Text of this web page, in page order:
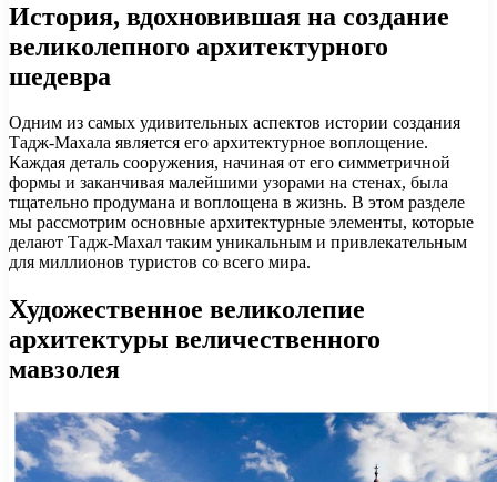
История, вдохновившая на создание
великолепного архитектурного
шедевра
Одним из самых удивительных аспектов истории создания
Тадж-Махала является его архитектурное воплощение.
Каждая деталь сооружения, начиная от его симметричной
формы и заканчивая малейшими узорами на стенах, была
тщательно продумана и воплощена в жизнь. В этом разделе
мы рассмотрим основные архитектурные элементы, которые
делают Тадж-Махал таким уникальным и привлекательным
для миллионов туристов со всего мира.
Художественное великолепие
архитектуры величественного
мавзолея